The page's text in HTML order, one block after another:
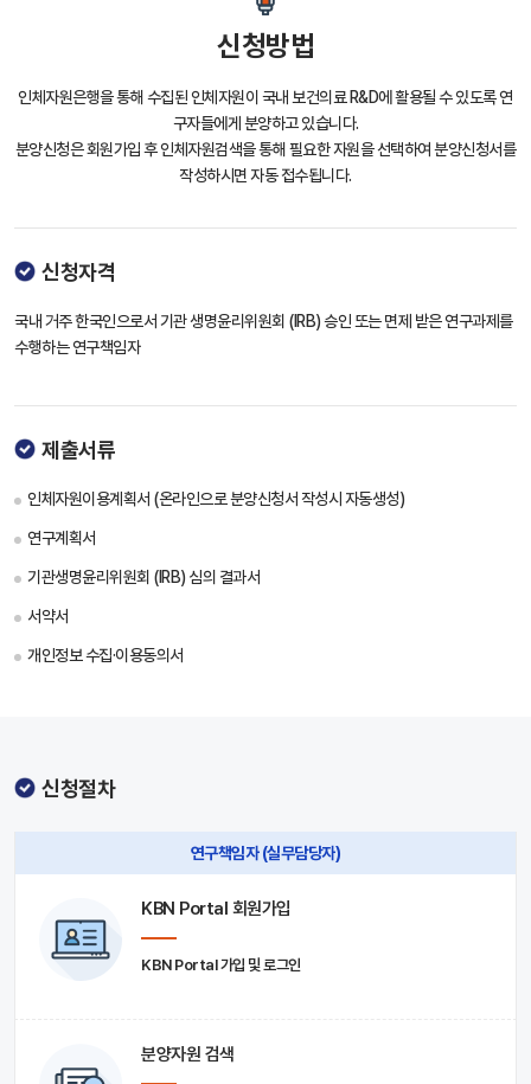
신청방법
인체자원은행을 통해 수집된 인체자원이 국내 보건의료 R&D에 활용될 수 있도록 연
구자들에게 분양하고 있습니다.
분양신청은 회원가입 후 인체자원검색을 통해 필요한 자원을 선택하여 분양신청서를
작성하시면 자동 접수됩니다.
신청자격
국내 거주 한국인으로서 기관 생명윤리위원회 (IRB) 승인 또는 면제 받은 연구과제를
수행하는 연구책임자
제출서류
인체자원이용계획서 (온라인으로 분양신청서 작성시 자동생성)
연구계획서
기관생명윤리위원회 (IRB) 심의 결과서
서약서
개인정보 수집·이용동의서
신청절차
연구책임자 (실무담당자)
KBN Portal 회원가입
KBN Portal 가입 및 로그인
분양자원 검색